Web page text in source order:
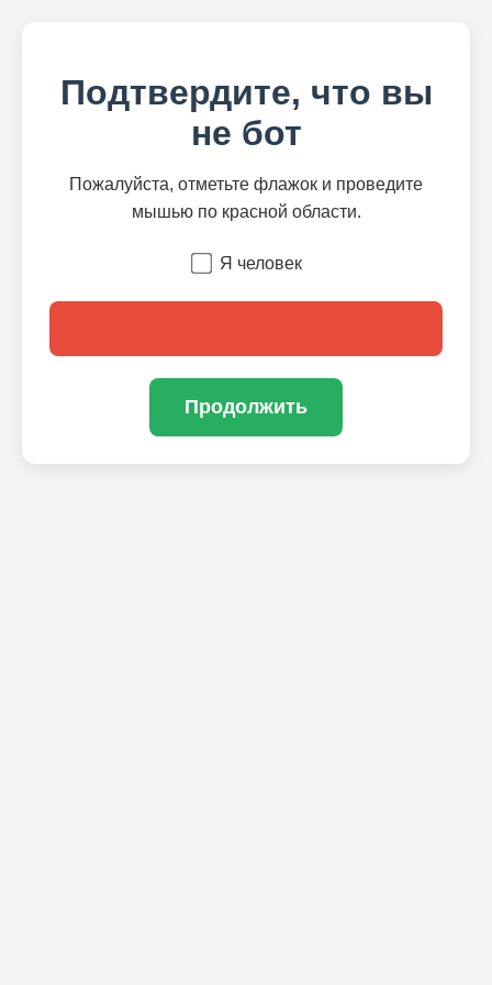
Подтвердите, что вы
не бот
Пожалуйста, отметьте флажок и проведите
мышью по красной области.
Я человек
Продолжить